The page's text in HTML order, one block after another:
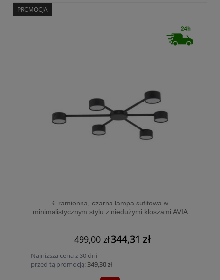
6-ramienna, czarna lampa sufitowa w
minimalistycznym stylu z niedużymi kloszami AVIA
499,00 zł344,31 zł
Najniższa cena z 30 dni
przed tą promocją:349,30 zł
PROMOCJA